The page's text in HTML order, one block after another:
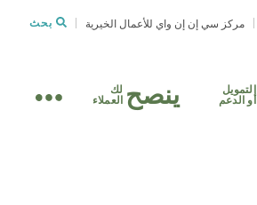
مركز سي إن إن واي للأعمال الخيرية بحث
التمويل
أو الدعم ينصح لك
العملاء